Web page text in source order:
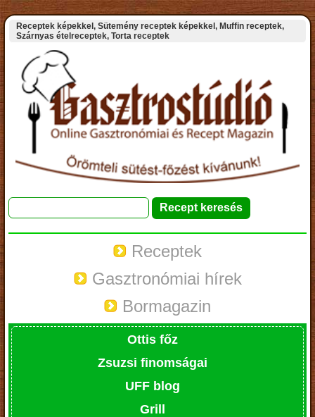
Receptek képekkel, Sütemény receptek képekkel, Muffin receptek,
Szárnyas ételreceptek, Torta receptek
Receptek
Gasztronómiai hírek
Bormagazin
Ottis főz
Zsuzsi finomságai
UFF blog
Grill